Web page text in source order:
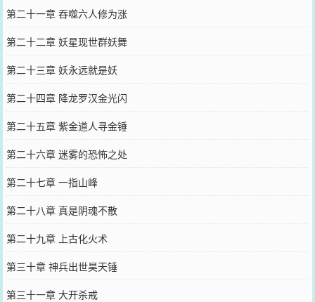
第二十一章 吞噬六人修为涨
第二十二章 妖星现世群妖舞
第二十三章 妖永远就是妖
第二十四章 降龙罗汉金光闪
第二十五章 紫金道人寻金锤
第二十六章 迷雾的恐怖之处
第二十七章 一指山峰
第二十八章 真是阴魂不散
第二十九章 上古化火术
第三十章 神兵出世昊天锤
第三十一章 大开杀戒